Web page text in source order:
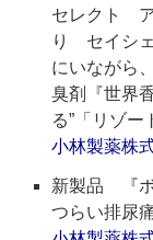
セレクト ア
り セイシ
にいながら
臭剤『世界
る”「リゾー
小林製薬株
新製品 『
つらい排尿